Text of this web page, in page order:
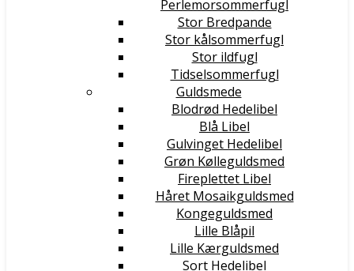
Perlemorsommerfugl
Stor Bredpande
Stor kålsommerfugl
Stor ildfugl
Tidselsommerfugl
Guldsmede
Blodrød Hedelibel
Blå Libel
Gulvinget Hedelibel
Grøn Kølleguldsmed
Fireplettet Libel
Håret Mosaikguldsmed
Kongeguldsmed
Lille Blåpil
Lille Kærguldsmed
Sort Hedelibel